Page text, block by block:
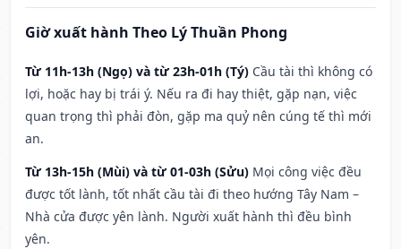
Giờ xuất hành Theo Lý Thuần Phong
Từ 11h-13h (Ngọ) và từ 23h-01h (Tý) Cầu tài thì không có
lợi, hoặc hay bị trái ý. Nếu ra đi hay thiệt, gặp nạn, việc
quan trọng thì phải đòn, gặp ma quỷ nên cúng tế thì mới
an.
Từ 13h-15h (Mùi) và từ 01-03h (Sửu) Mọi công việc đều
được tốt lành, tốt nhất cầu tài đi theo hướng Tây Nam –
Nhà cửa được yên lành. Người xuất hành thì đều bình
yên.